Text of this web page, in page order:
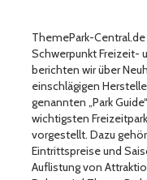
ThemePark-
Schwerpunkt Freizeit-
berichten wir über
einschlägigen
genannten „Park
wichtigsten
vorgestellt. Dazu
Eintrittspreise und
Auflistung von